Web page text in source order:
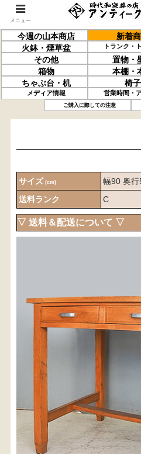
今週の山本商店 新着
火鉢・煙草盆 トランク・
その他 置物・
箱物
本棚・
ちゃぶ台・机
椅子
メディア情報 営業時間・
ご購入に際しての注意
時代平机
サイズ (cm)
幅90 奥
送料ランク
C
▽ 送料＆配送について ▽
ます。
・ご購入手続きを進める途
だくと、自動的に送料が加算
・配送についての詳細は、
【送料を
お届け先、送料ランクを
示されま
お届
メニュー